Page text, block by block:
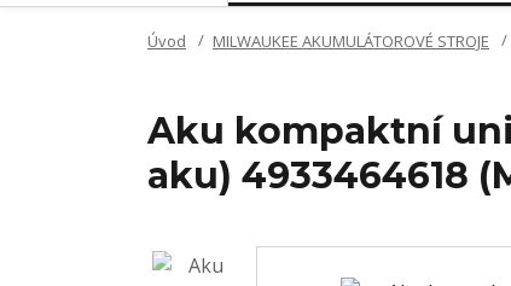
Úvod MILWAUKEE AKUMULÁTOROVÉ STROJE
Aku kompaktní
aku) 4933464618